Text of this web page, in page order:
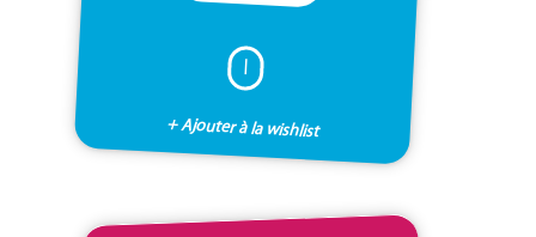
I
+ Ajouter à la wishlist